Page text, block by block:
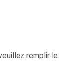
remplir le